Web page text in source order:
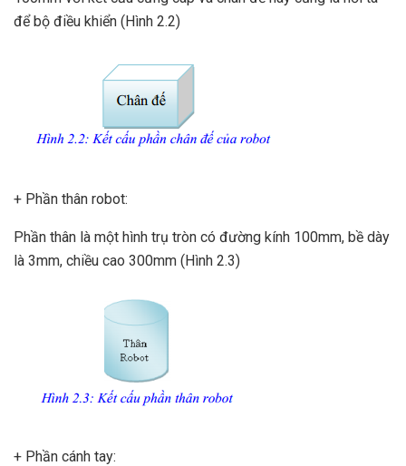
để bộ điều khiển (Hình 2.2)
+ Phần thân robot:
Phần thân là một hình trụ tròn có đường kính 100mm, bề dày
là 3mm, chiều cao 300mm (Hình 2.3)
+ Phần cánh tay: